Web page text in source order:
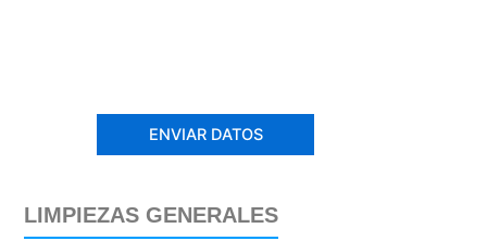
LIMPIEZAS GENERALES